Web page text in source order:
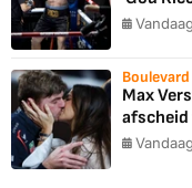
Boulevard
Max
afscheid